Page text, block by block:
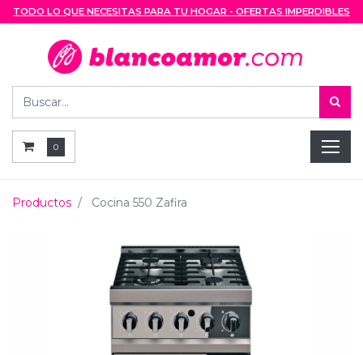
TODO LO QUE NECESITAS PARA TU HOGAR - OFERTAS IMPERDIBLES
0
Productos Cocina 550 Zafira